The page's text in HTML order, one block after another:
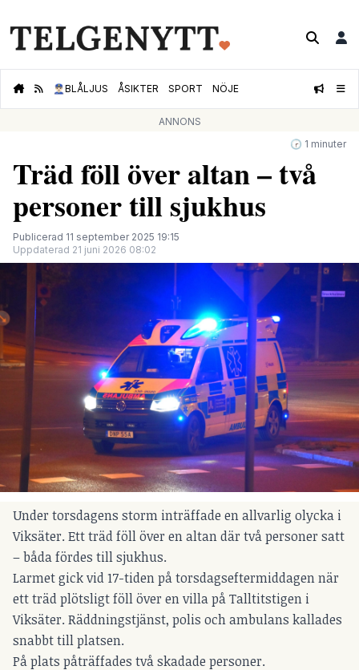
👮🏻‍♂️BLÅLJUS ÅSIKTER SPORT NÖJE
ANNONS
🕝 1 minuter
Träd föll över altan – två
personer till sjukhus
Publicerad 11 september 2025 19:15
Uppdaterad 21 juni 2026 08:02
Under torsdagens storm inträffade en allvarlig olycka i
Viksäter. Ett träd föll över en altan där två personer satt
– båda fördes till sjukhus.
Larmet gick vid 17-tiden på torsdagseftermiddagen när
ett träd plötsligt föll över en villa på Talltitstigen i
Viksäter. Räddningstjänst, polis och ambulans kallades
snabbt till platsen.
På plats påträffades två skadade personer.